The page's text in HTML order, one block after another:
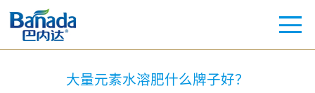
大量元素水溶肥什么牌子好？